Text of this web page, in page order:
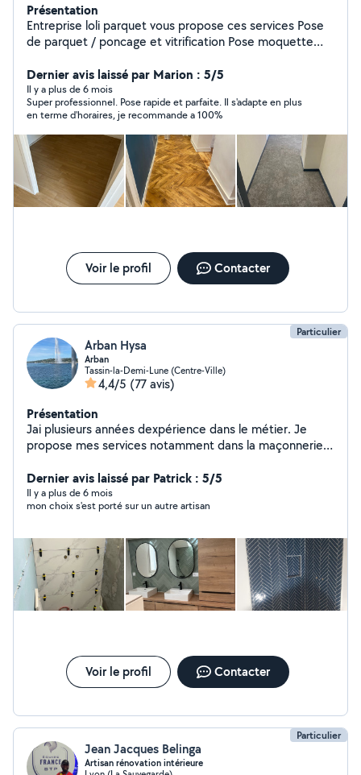
Présentation
Entreprise loli parquet vous propose ces services Pose
de parquet / poncage et vitrification Pose moquette
Dernier avis laissé par Marion : 5/5
Il y a plus de 6 mois
Super professionnel. Pose rapide et parfaite. Il s'adapte en plus
en terme d'horaires, je recommande a 100%
Voir le profil Contacter
Particulier
Arban Hysa
Arban
Tassin-la-Demi-Lune (Centre-Ville)
4,4/5 (77 avis)
Présentation
Jai plusieurs années dexpérience dans le métier. Je
propose mes services notamment dans la maçonnerie,
de placo, etc.
Dernier avis laissé par Patrick : 5/5
Il y a plus de 6 mois
mon choix s'est porté sur un autre artisan
Voir le profil Contacter
Particulier
Jean Jacques Belinga
Artisan rénovation intérieure